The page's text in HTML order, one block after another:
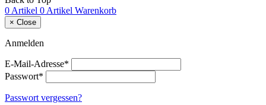
0 Artikel 0 Artikel Warenkorb
× Close
Anmelden
E-Mail-Adresse*
Passwort*
Passwort vergessen?